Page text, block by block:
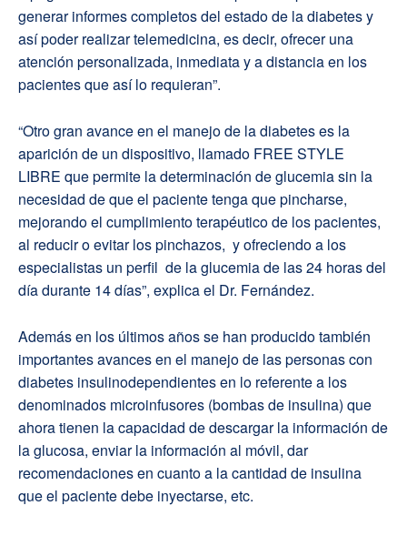
generar informes completos del estado de la diabetes y
así poder realizar telemedicina, es decir, ofrecer una
atención personalizada, inmediata y a distancia en los
pacientes que así lo requieran”.
“Otro gran avance en el manejo de la diabetes es la
aparición de un dispositivo, llamado FREE STYLE
LIBRE que permite la determinación de glucemia sin la
necesidad de que el paciente tenga que pincharse,
mejorando el cumplimiento terapéutico de los pacientes,
al reducir o evitar los pinchazos, y ofreciendo a los
especialistas un perfil de la glucemia de las 24 horas del
día durante 14 días”, explica el Dr. Fernández.
Además en los últimos años se han producido también
importantes avances en el manejo de las personas con
diabetes insulinodependientes en lo referente a los
denominados microinfusores (bombas de insulina) que
ahora tienen la capacidad de descargar la información de
la glucosa, enviar la información al móvil, dar
recomendaciones en cuanto a la cantidad de insulina
que el paciente debe inyectarse, etc.